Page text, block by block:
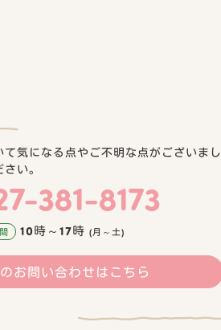
気になる点やご不明な点がございまし
い。
381-8173
10時～17時 (月～土)
お問い合わせはこちら